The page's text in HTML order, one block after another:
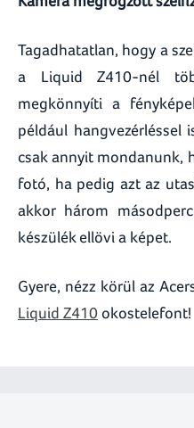
Tagadhatatlan, hogy a
a Liquid Z410-nél
megkönnyíti a
például hangvezérléssel
csak annyit mondanunk,
fotó, ha pedig azt az
akkor három
készülék ellövi a képet.
Gyere, nézz körül az
Liquid Z410 okostelefont!